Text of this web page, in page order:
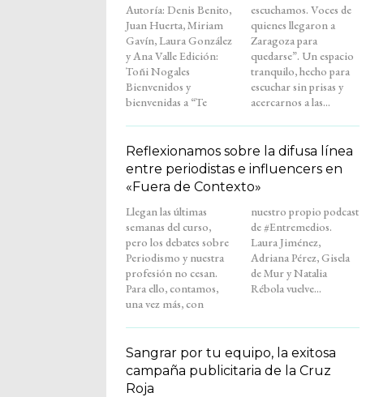
Autoría: Denis Benito,
Juan Huerta, Miriam
Gavín, Laura González
y Ana Valle Edición:
Toñi Nogales
Bienvenidos y
bienvenidas a “Te
escuchamos. Voces de
quienes llegaron a
Zaragoza para
quedarse”. Un espacio
tranquilo, hecho para
escuchar sin prisas y
acercarnos a las...
Reflexionamos sobre la difusa línea
entre periodistas e influencers en
«Fuera de Contexto»
Llegan las últimas
semanas del curso,
pero los debates sobre
Periodismo y nuestra
profesión no cesan.
Para ello, contamos,
una vez más, con
nuestro propio podcast
de #Entremedios.
Laura Jiménez,
Adriana Pérez, Gisela
de Mur y Natalia
Rébola vuelve...
Sangrar por tu equipo, la exitosa
campaña publicitaria de la Cruz
Roja